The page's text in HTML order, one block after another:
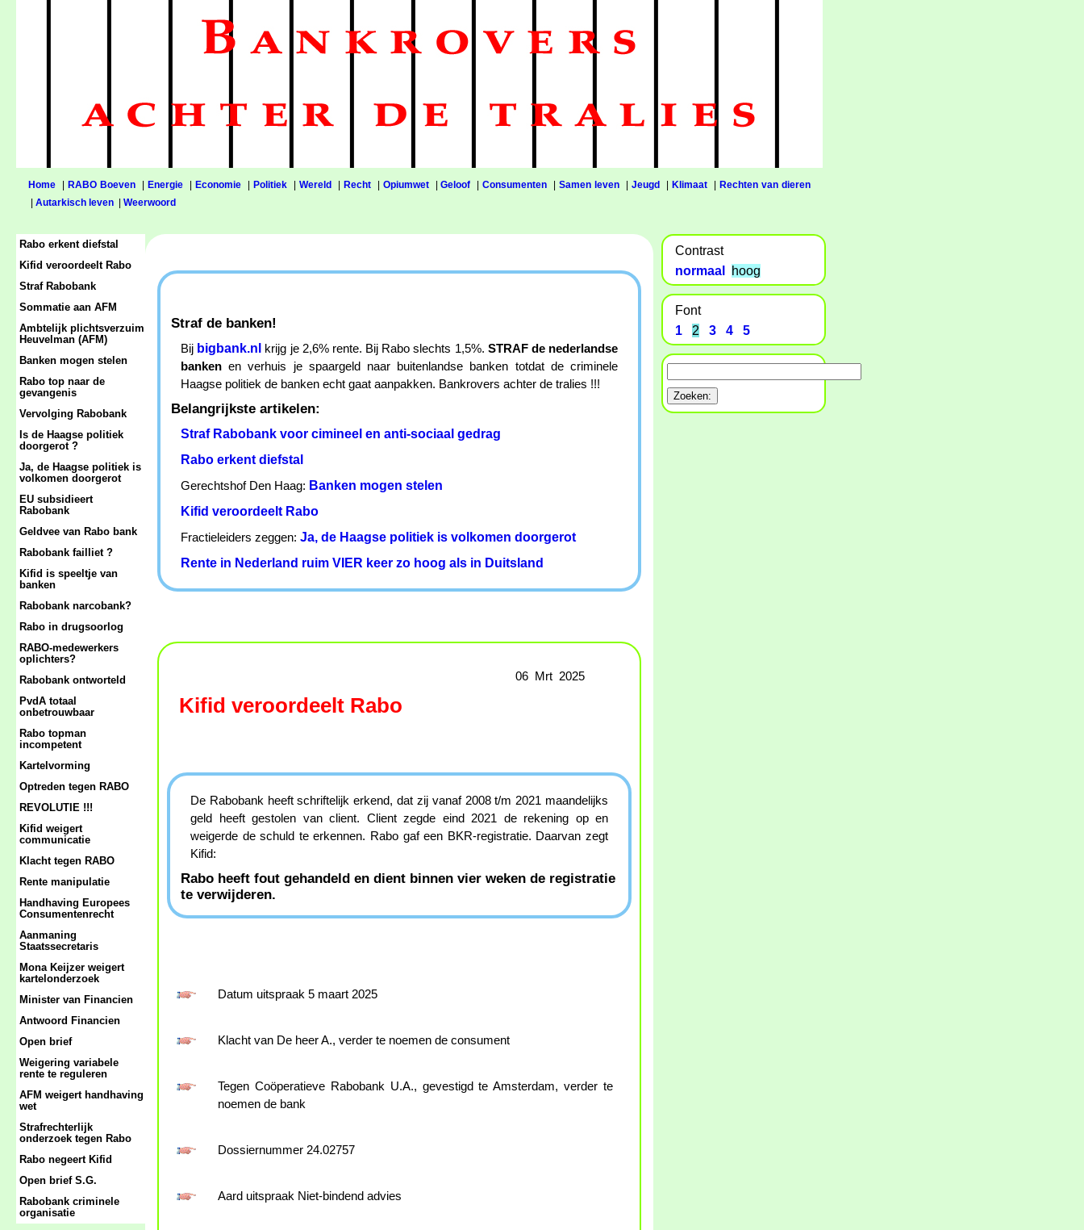
Home RABO Boeven| Energie| Economie| Politiek| Wereld Recht| Opiumwet|Geloof |Consumenten |Samen leven |Jeugd Klimaat
Rechten van dieren
Autarkisch leven Weerwoord
Straf de banken!
Bij bigbank.nl krijg je 2,6% rente. Bij Rabo slechts 1,5%. STRAF de nederlandse
banken en verhuis je spaargeld naar buitenlandse banken totdat de criminele
Haagse politiek de banken echt gaat aanpakken. Bankrovers achter de tralies !!!
Belangrijkste artikelen:
Straf Rabobank voor cimineel en anti-sociaal gedrag
Rabo erkent diefstal
Gerechtshof Den Haag: Banken mogen stelen
Kifid veroordeelt Rabo
Fractieleiders zeggen: Ja, de Haagse politiek is volkomen doorgerot
Rente in Nederland ruim VIER keer zo hoog als in Duitsland
06 Mrt 2025
Kifid veroordeelt Rabo
De Rabobank heeft schriftelijk erkend, dat zij vanaf 2008 t/m 2021 maandelijks
geld heeft gestolen van client. Client zegde eind 2021 de rekening op en
weigerde de schuld te erkennen. Rabo gaf een BKR-registratie. Daarvan zegt
Kifid:
Rabo heeft fout gehandeld en dient binnen vier weken de registratie
te verwijderen.
Datum uitspraak 5 maart 2025
Klacht van De heer A., verder te noemen de consument
Tegen Coöperatieve Rabobank U.A., gevestigd te Amsterdam, verder te
noemen de bank
Dossiernummer 24.02757
Aard uitspraak Niet-bindend advies
Rabo erkent diefstal
Kifid veroordeelt Rabo
Straf Rabobank
Sommatie aan AFM
Ambtelijk plichtsverzuim
Heuvelman (AFM)
Banken mogen stelen
Rabo top naar de
gevangenis
Vervolging Rabobank
Is de Haagse politiek
doorgerot ?
Ja, de Haagse politiek is
volkomen doorgerot
EU subsidieert
Rabobank
Geldvee van Rabo bank
Rabobank failliet ?
Kifid is speeltje van
banken
Rabobank narcobank?
Rabo in drugsoorlog
RABO-medewerkers
oplichters?
Rabobank ontworteld
PvdA totaal
onbetrouwbaar
Rabo topman
incompetent
Kartelvorming
Optreden tegen RABO
REVOLUTIE !!!
Kifid weigert
communicatie
Klacht tegen RABO
Rente manipulatie
Handhaving Europees
Consumentenrecht
Aanmaning
Staatssecretaris
Mona Keijzer weigert
kartelonderzoek
Minister van Financien
Antwoord Financien
Open brief
Weigering variabele
rente te reguleren
AFM weigert handhaving
wet
Strafrechterlijk
onderzoek tegen Rabo
Rabo negeert Kifid
Open brief S.G.
Rabobank criminele
organisatie
Contrast
normaal
hoog
Font
1
2 3 4 5